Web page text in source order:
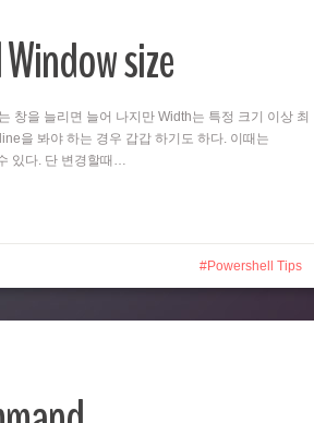
size
창을 늘리면 늘어 나지만 Width는 특정 크기 이상 최
을 봐야 하는 경우 갑갑 하기도 하다. 이때는
있다. 단 변경할때…
Powershell Tips